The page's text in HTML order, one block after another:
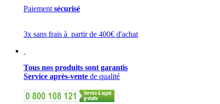
Paiement sécurisé
3x sans frais à partir de 400€ d'achat
Tous nos produits sont garantis
Service après-vente de qualité